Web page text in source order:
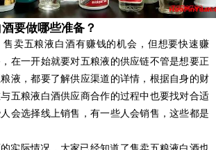
要做哪些准备？
卖五粮液白酒有赚钱的机会，但想要快速赚
在一开始就要对五粮液的供应链不管是想要正
液，都要了解供应渠道的详情，根据自身的财
五粮液白酒供应商合作的过程中也要找对合适
会选择线上销售，有一些人会销售，这些都是